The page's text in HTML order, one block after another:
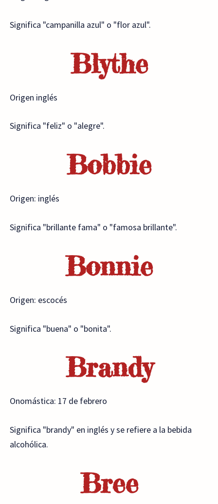
Significa "campanilla azul" o "flor azul".
Blythe
Origen inglés
Significa "feliz" o "alegre".
Bobbie
Origen: inglés
Significa "brillante fama" o "famosa brillante".
Bonnie
Origen: escocés
Significa "buena" o "bonita".
Brandy
Onomástica: 17 de febrero
Significa "brandy" en inglés y se refiere a la bebida
alcohólica.
Bree